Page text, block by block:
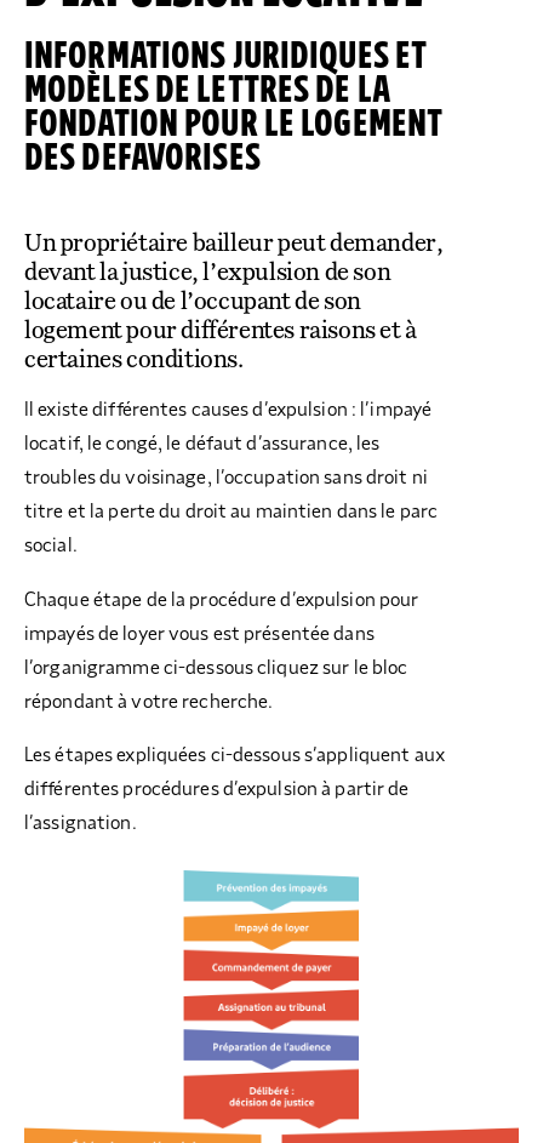
NOS AMIS, PARRAINS ET MARRAINES
NOS FONDATIONS ABRITÉES
NOS ÉVÉNEMENTS
NOUS REJOINDRE
ACCUEILLIR, ACCOMPAGNER, LOGER
SOUTENIR L’ENGAGEMENT DES HABITANTS
DÉFENDRE L’ACCÈS AUX DROITS
DONNER LES MOYENS D’AGIR
RAPPORTS SUR L’ÉTAT DU MAL-LOGEMENT
FAIRE UN DON IFI
PARTENARIATS ENTREPRISES
RÉDUCTIONS FISCALES
INFORMATIONS JURIDIQUES ET
MODÈLES DE LETTRES DE LA
FONDATION POUR LE LOGEMENT
DES DEFAVORISES
Un propriétaire bailleur peut demander,
devant la justice, l’expulsion de son
locataire ou de l’occupant de son
logement pour différentes raisons et à
certaines conditions.
Il existe différentes causes d’expulsion : l’impayé
locatif, le congé, le défaut d’assurance, les
troubles du voisinage, l’occupation sans droit ni
titre et la perte du droit au maintien dans le parc
social.
Chaque étape de la procédure d’expulsion pour
impayés de loyer vous est présentée dans
l’organigramme ci-dessous cliquez sur le bloc
répondant à votre recherche.
Les étapes expliquées ci-dessous s’appliquent aux
différentes procédures d’expulsion à partir de
l’assignation.